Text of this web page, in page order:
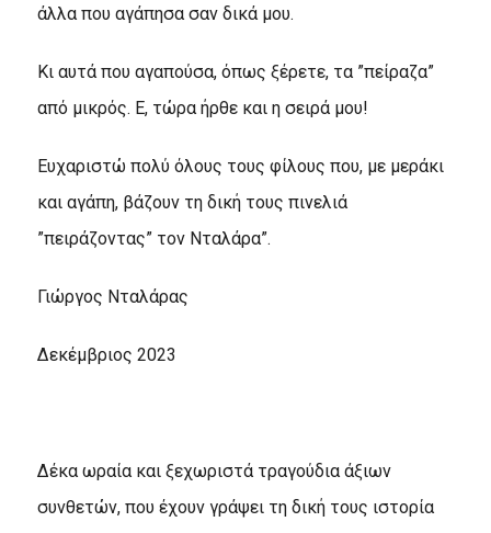
άλλα που αγάπησα σαν δικά μου.
Κι αυτά που αγαπούσα, όπως ξέρετε, τα ”πείραζα”
από μικρός. Ε, τώρα ήρθε και η σειρά μου!
Ευχαριστώ πολύ όλους τους φίλους που, με μεράκι
και αγάπη, βάζουν τη δική τους πινελιά
”πειράζοντας” τον Νταλάρα”.
Γιώργος Νταλάρας
Δεκέμβριος 2023
Δέκα ωραία και ξεχωριστά τραγούδια άξιων
συνθετών, που έχουν γράψει τη δική τους ιστορία